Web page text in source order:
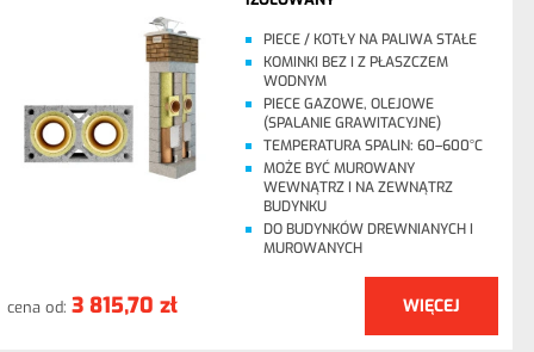
PIECE / KOTŁY NA PALIWA STAŁE
KOMINKI BEZ I Z PŁASZCZEM
WODNYM
PIECE GAZOWE, OLEJOWE
(SPALANIE GRAWITACYJNE)
TEMPERATURA SPALIN: 60–600°C
MOŻE BYĆ MUROWANY
WEWNĄTRZ I NA ZEWNĄTRZ
BUDYNKU
DO BUDYNKÓW DREWNIANYCH I
MUROWANYCH
cena od: 3 815,70 zł WIĘCEJ